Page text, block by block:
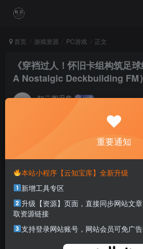
首页 游戏资源 PC游戏 正文
《穿裆过人！怀旧卡组构筑足
A Nostalgic Deckbuilding FM
知云阁采集
You can't wait forever. Do something
本站部分资源打包为压缩包以方便
解压密码，如果你下载的资源需要
击解压密码查看
重要通知
本站小程序【云知宝库】全新升级
新增工具专区
升级【资源】页面，直接同步网站文
取资源链接
支持登录网站账号，网站会员可免广